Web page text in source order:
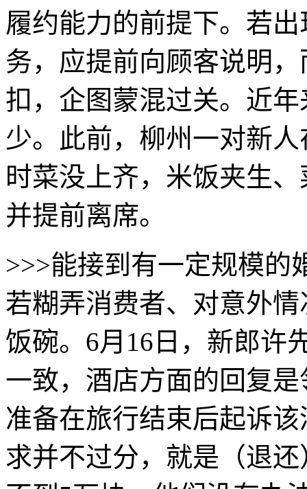
履约能力的前提下。若
务，应提前向顾客说明
扣，企图蒙混过关。近
少。此前，柳州一对新
时菜没上齐，米饭夹生
并提前离席。
>>>能接到有一定规模的
若糊弄消费者、对意外
饭碗。6月16日，新郎许
一致，酒店方面的回复
准备在旅行结束后起诉
求并不过分，就是（退